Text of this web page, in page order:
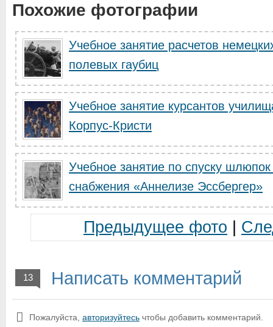
Похожие фотографии
Учебное занятие расчетов
полевых гаубиц
Учебное занятие курсантов
Корпус-Кристи
Учебное занятие по спуску
снабжения «Аннелизе Эссбергер»
Предыдущее фото
13 Написать комментарий
Пожалуйста, авторизуйтесь чтобы добавить комментарий.